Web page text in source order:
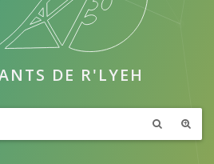
DE R'LYEH